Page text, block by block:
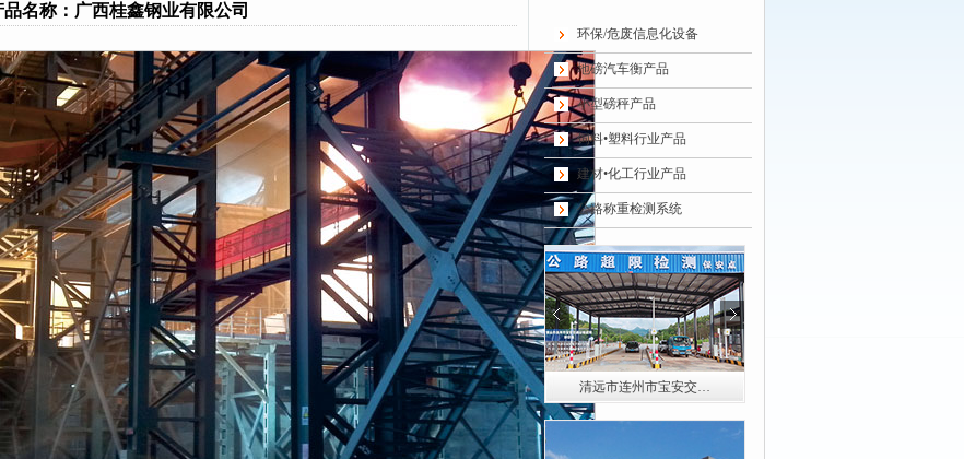
品名称：广西桂鑫钢业有限公司
环保/危废信息化设备
地磅汽车衡产品
小型磅秤产品
饲料•塑料行业产品
建材•化工行业产品
公路称重检测系统
清远市连州市宝安交…